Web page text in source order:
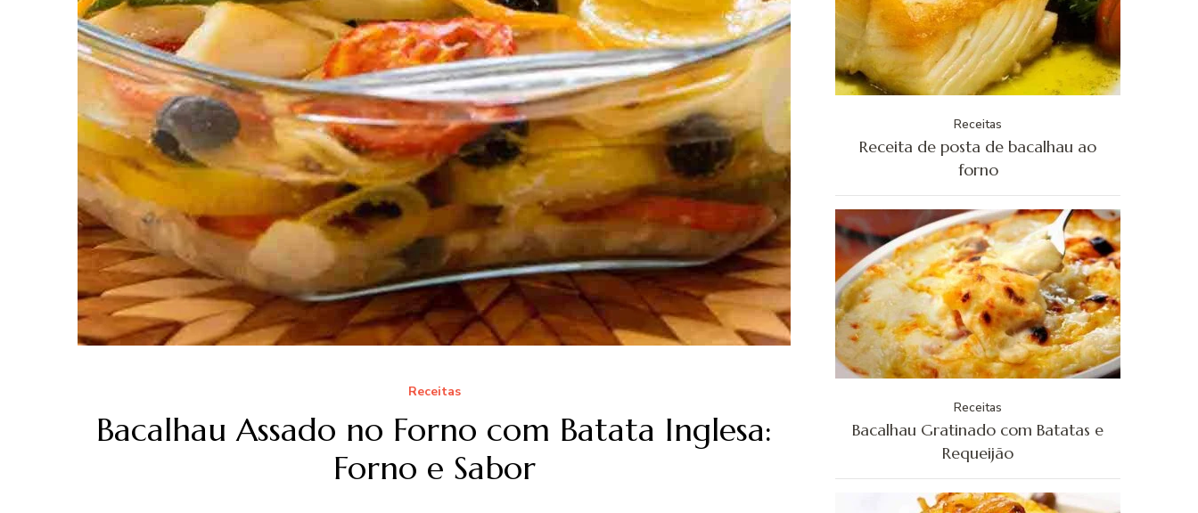
Receitas
Bacalhau Assado no Forno com Batata Inglesa:
Forno e Sabor
Receitas
Receita de posta de bacalhau ao
forno
Receitas
Bacalhau Gratinado com Batatas e
Requeijão